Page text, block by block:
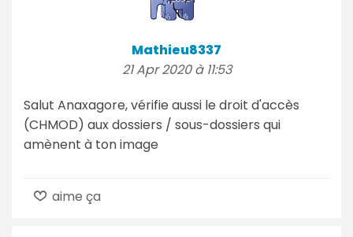
Mathieu8337
21 Apr 2020 à 11:53
Salut Anaxagore, vérifie aussi le droit d'accès
(CHMOD) aux dossiers / sous-dossiers qui
amènent à ton image
aime ça